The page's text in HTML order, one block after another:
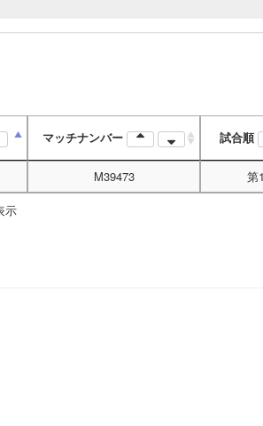
マッチナンバー 試合順
M39473 第
示